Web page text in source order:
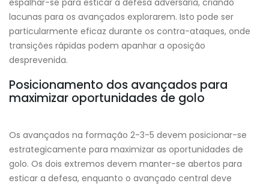
lacunas para os avançados explorarem. Isto pode ser
particularmente eficaz durante os contra-ataques, onde
transições rápidas podem apanhar a oposição
desprevenida.
Posicionamento dos avançados para
maximizar oportunidades de golo
Os avançados na formação 2-3-5 devem posicionar-se
estrategicamente para maximizar as oportunidades de
golo. Os dois extremos devem manter-se abertos para
esticar a defesa, enquanto o avançado central deve